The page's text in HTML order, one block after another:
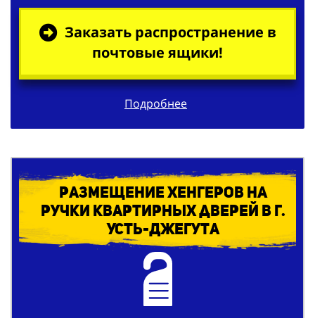
Усть-Джегута
Заказать распространение в
почтовые ящики!
Подробнее
Размещение хенгеров на
ручки квартирных дверей в г.
Усть-Джегута